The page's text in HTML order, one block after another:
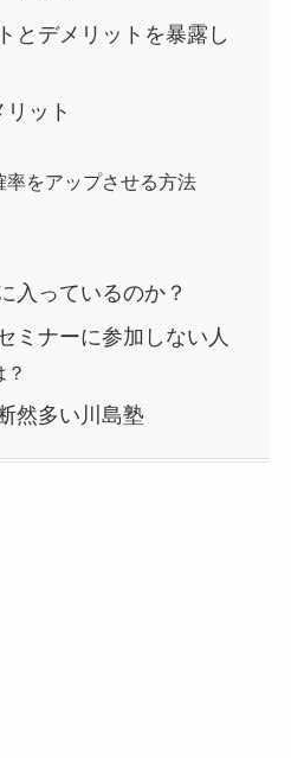
とデメリットを暴露し
ット
率をアップさせる方法
入っているのか？
ミナーに参加しない人
然多い川島塾